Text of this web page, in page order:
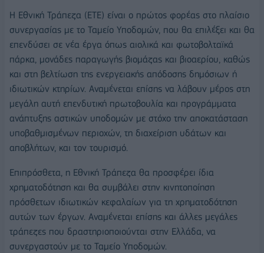
Η Εθνική Τράπεζα (ΕΤΕ) είναι o πρώτος φορέας στο πλαίσιο
συνεργασίας με το Ταμείο Υποδομών, που θα επιλέξει και θα
επενδύσει σε νέα έργα όπως αιολικά και φωτοβολταϊκά
πάρκα, μονάδες παραγωγής βιομάζας και βιοαερίου, καθώς
και στη βελτίωση της ενεργειακής απόδοσης δημόσιων ή
ιδιωτικών κτηρίων. Αναμένεται επίσης να λάβουν μέρος στη
μεγάλη αυτή επενδυτική πρωτοβουλία και προγράμματα
ανάπτυξης αστικών υποδομών με στόχο την αποκατάσταση
υποβαθμισμένων περιοχών, τη διαχείριση υδάτων και
αποβλήτων, και τον τουρισμό.
Επιπρόσθετα, η Εθνική Τράπεζα θα προσφέρει ίδια
χρηματοδότηση και θα συμβάλει στην κινητοποίηση
πρόσθετων ιδιωτικών κεφαλαίων για τη χρηματοδότηση
αυτών των έργων. Αναμένεται επίσης και άλλες μεγάλες
τράπεζες που δραστηριοποιούνται στην Ελλάδα, να
συνεργαστούν με το Ταμείο Υποδομών.